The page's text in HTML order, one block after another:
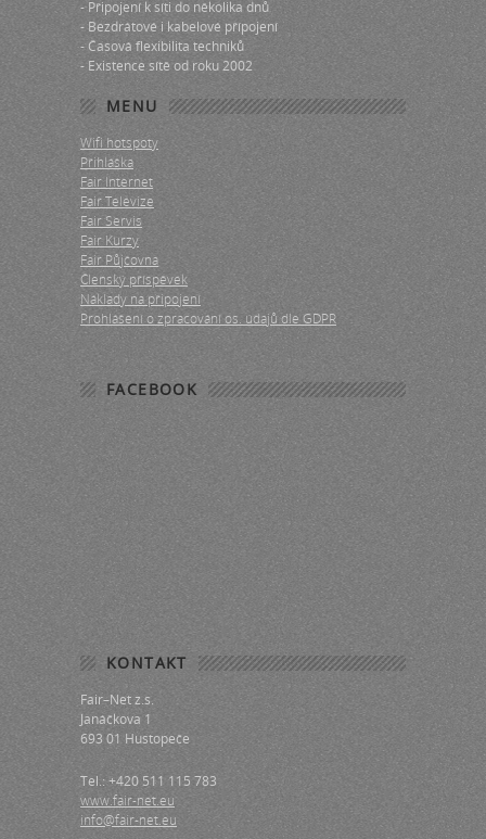
- Připojení k síti do několika dnů
- Bezdrátové i kabelové přípojení
- Časová flexibilita techniků
- Existence sítě od roku 2002
MENU
Wifi hotspoty
Přihláška
Fair Internet
Fair Televize
Fair Servis
Fair Kurzy
Fair Půjčovna
Členský příspěvek
Náklady na připojení
Prohlášení o zpracování os. údajů dle GDPR
FACEBOOK
KONTAKT
Fair–Net z.s.
Janáčkova 1
693 01 Hustopeče
Tel.: +420 511 115 783
www.fair-net.eu
info@fair-net.eu